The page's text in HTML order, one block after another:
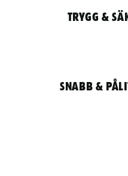
Trygg &
Snabb &